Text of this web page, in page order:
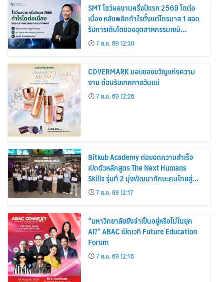
SMT โชว์ผลงานครึ่งปีแรก 2569 โตต่อ
เนื่อง หลังพลิกกำไรตั้งแต่ไตรมาส 1 สอด
รับการเติบโตของอุตสาหกรรมเซมิ
คอนดักเตอร์
7 ส.ค. 69 12:30
COVERMARK มอบของขวัญแห่งความ
งาม ต้อนรับเทศกาลวันแม่
7 ส.ค. 69 12:26
Bitkub Academy ต่อยอดความสำเร็จ
เปิดตัวหลักสูตร The Next Humans
Skills รุ่นที่ 2 มุ่งพัฒนาทักษะคนไทยสู่
การเป็นคนของอนาคต
7 ส.ค. 69 12:17
“มหาวิทยาลัยยังจำเป็นอยู่หรือไม่ในยุค
AI?” ABAC เปิดเวที Future Education
Forum
7 ส.ค. 69 12:16